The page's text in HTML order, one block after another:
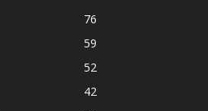
76
59
52
42